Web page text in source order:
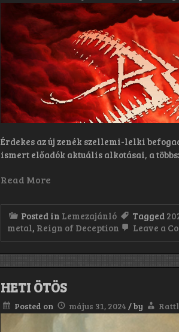
Érdekes az új zenék szellemi-lelki
ismert előadók aktuális alkotásai, a
Read More
Posted in Lemezajánló Tagged
metal, Reign of Deception Leave a
HETI ÖTÖS
Posted on május 31, 2024 /by